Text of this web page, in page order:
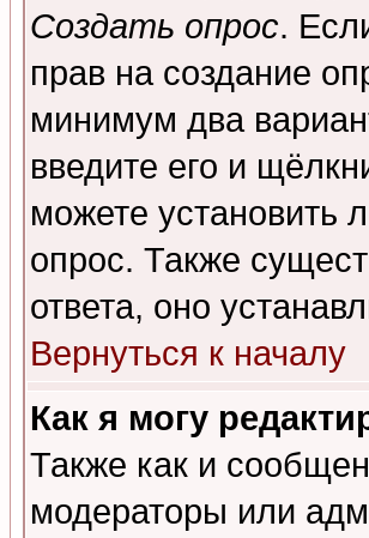
Создать опрос.
прав на создание
минимум два
введите его и
можете установить
опрос. Также
ответа, оно
Вернуться к началу
Как я могу
Также как и
модераторы или